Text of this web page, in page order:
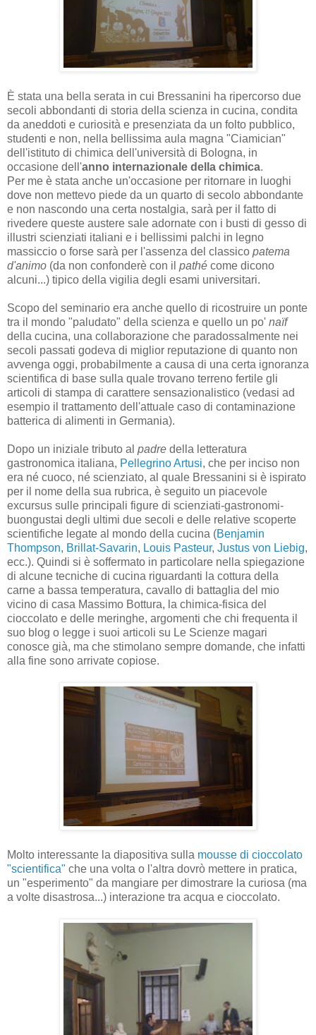
È stata una bella serata in cui Bressanini ha ripercorso due
secoli abbondanti di storia della scienza in cucina, condita
da aneddoti e curiosità e presenziata da un folto pubblico,
studenti e non, nella bellissima aula magna "Ciamician"
dell'istituto di chimica dell'università di Bologna, in
occasione dell'anno internazionale della chimica.
Per me è stata anche un'occasione per ritornare in luoghi
dove non mettevo piede da un quarto di secolo abbondante
e non nascondo una certa nostalgia, sarà per il fatto di
rivedere queste austere sale adornate con i busti di gesso di
illustri scienziati italiani e i bellissimi palchi in legno
massiccio o forse sarà per l'assenza del classico patema
d'animo (da non confonderè con il pathé come dicono
alcuni...) tipico della vigilia degli esami universitari.
Scopo del seminario era anche quello di ricostruire un ponte
tra il mondo "paludato" della scienza e quello un po' naïf
della cucina, una collaborazione che paradossalmente nei
secoli passati godeva di miglior reputazione di quanto non
avvenga oggi, probabilmente a causa di una certa ignoranza
scientifica di base sulla quale trovano terreno fertile gli
articoli di stampa di carattere sensazionalistico (vedasi ad
esempio il trattamento dell'attuale caso di contaminazione
batterica di alimenti in Germania).
Dopo un iniziale tributo al padre della letteratura
gastronomica italiana, Pellegrino Artusi, che per inciso non
era né cuoco, né scienziato, al quale Bressanini si è ispirato
per il nome della sua rubrica, è seguito un piacevole
excursus sulle principali figure di scienziati-gastronomi-
buongustai degli ultimi due secoli e delle relative scoperte
scientifiche legate al mondo della cucina (Benjamin
Thompson, Brillat-Savarin, Louis Pasteur, Justus von Liebig,
ecc.). Quindi si è soffermato in particolare nella spiegazione
di alcune tecniche di cucina riguardanti la cottura della
carne a bassa temperatura, cavallo di battaglia del mio
vicino di casa Massimo Bottura, la chimica-fisica del
cioccolato e delle meringhe, argomenti che chi frequenta il
suo blog o legge i suoi articoli su Le Scienze magari
conosce già, ma che stimolano sempre domande, che infatti
alla fine sono arrivate copiose.
Molto interessante la diapositiva sulla mousse di cioccolato
"scientifica" che una volta o l'altra dovrò mettere in pratica,
un "esperimento" da mangiare per dimostrare la curiosa (ma
a volte disastrosa...) interazione tra acqua e cioccolato.